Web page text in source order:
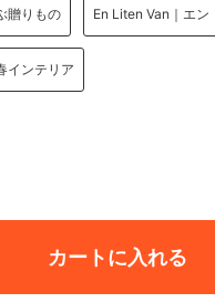
贈りもの En Liten Van｜エン
インテリア
カートに入れる